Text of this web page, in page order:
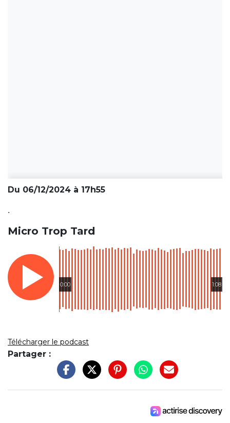
Du 06/12/2024 à 17h55
.
Micro Trop Tard
0:00 1:08
Télécharger le podcast
Partager :